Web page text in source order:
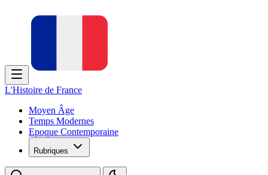
L'Histoire de France
Moyen Âge
Temps Modernes
Epoque Contemporaine
Rubriques